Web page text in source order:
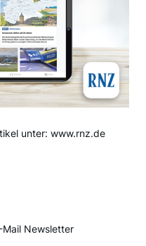
unter: www.rnz.de
Mail Newsletter